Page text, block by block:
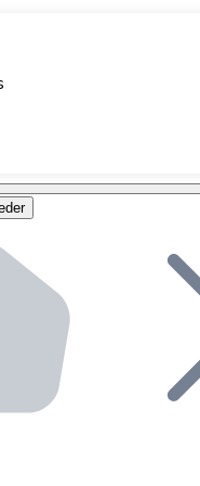
solución en tu
ATM Bitnovo en tu
API en tu
red de distribuidores.